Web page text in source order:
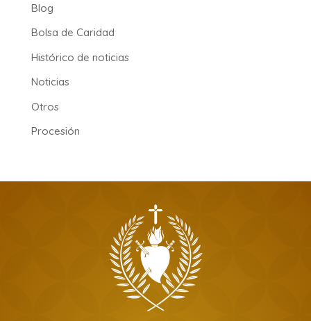
Blog
Bolsa de Caridad
Histórico de noticias
Noticias
Otros
Procesión